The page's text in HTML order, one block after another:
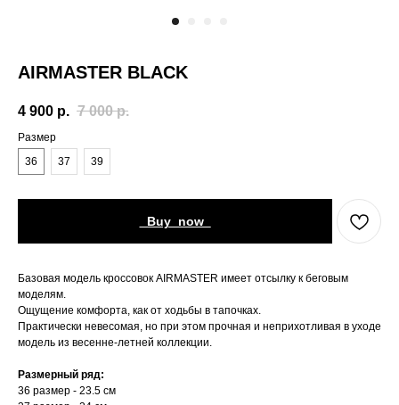
AIRMASTER BLACK
4 900 р. 7 000 р.
Размер
36
37 39
_Buy_now_
Базовая модель кроссовок AIRMASTER имеет отсылку к беговым
моделям.
Ощущение комфорта, как от ходьбы в тапочках.
Практически невесомая, но при этом прочная и неприхотливая в уходе
модель из весенне-летней коллекции.
Размерный ряд:
36 размер - 23.5 см